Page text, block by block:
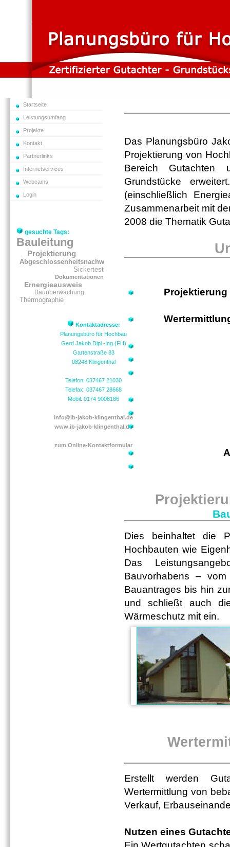
Startseite
Leistungsumfang
Projekte
Kontakt
Partnerlinks
Internetservices
Webcams
Login
gesuchte Tags:
Bauleitung
Projektierung
Abgeschlossenheitsnachweise
Sickertest
Dokumentationen
Ernergieausweis
Bauüberwachung
Thermographie
Kontaktadresse:
Planungsbüro für Hochbau
Gerd Jakob Dipl.-Ing.(FH)
Gartenstraße 83
08248 Klingenthal
Telefon: 037467 21030
Telefax: 037467 28668
Mobil: 0174 9008186
info@ib-jakob-klingenthal.de
www.ib-jakob-klingenthal.de
zum Online-Kontaktformular
Das Planungsbüro
Projektierung von
Bereich Gutachten
Grundstücke
(einschließlich
Zusammenarbeit mit
2008 die Thematik
Dies beinhaltet die
Hochbauten wie
Das
Bauvorhabens –
Bauantrages bis hin
und schließt auch
Wärmeschutz mit ein.
Erstellt werden
Wertermittlung von
Verkauf,
Nutzen eines